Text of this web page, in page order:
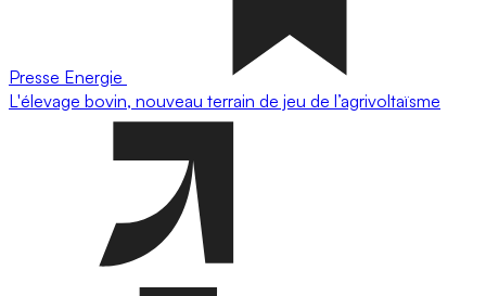
Presse Energie
L'élevage bovin, nouveau terrain de jeu de l’agrivoltaïsme